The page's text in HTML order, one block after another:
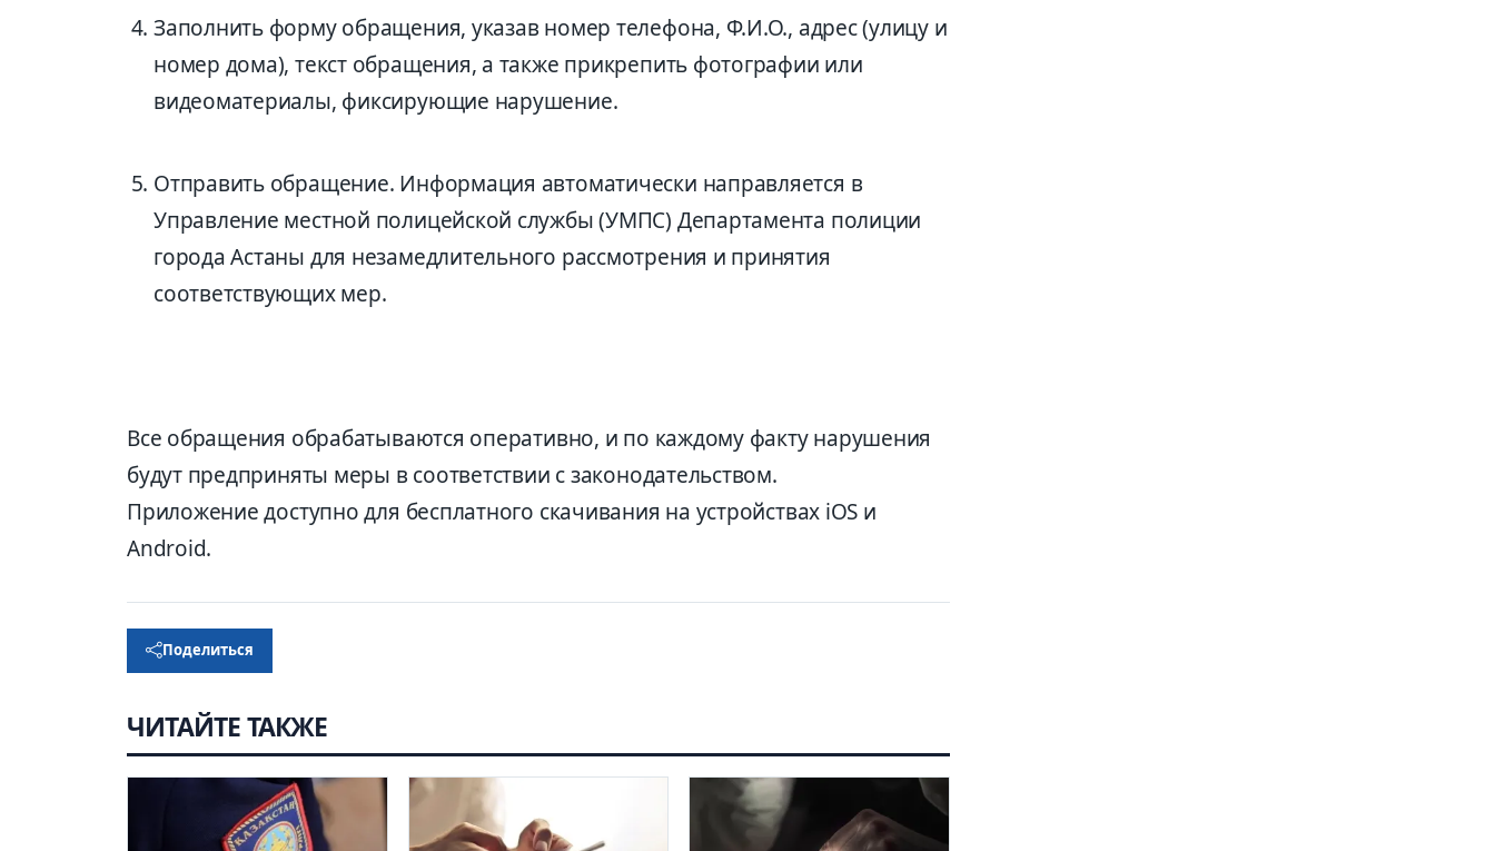
Заполнить форму обращения, указав номер телефона, Ф.И.О., адрес (улицу и
номер дома), текст обращения, а также прикрепить фотографии или
видеоматериалы, фиксирующие нарушение.
Отправить обращение. Информация автоматически направляется в
Управление местной полицейской службы (УМПС) Департамента полиции
города Астаны для незамедлительного рассмотрения и принятия
соответствующих мер.
Все обращения обрабатываются оперативно, и по каждому факту нарушения
будут предприняты меры в соответствии с законодательством.
Приложение доступно для бесплатного скачивания на устройствах iOS и
Android.
Поделиться
ЧИТАЙТЕ ТАКЖЕ